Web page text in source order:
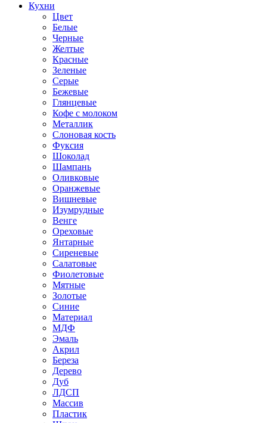
Кухни
Цвет
Белые
Черные
Желтые
Красные
Зеленые
Серые
Бежевые
Глянцевые
Кофе с молоком
Металлик
Слоновая кость
Фуксия
Шоколад
Шампань
Оливковые
Оранжевые
Вишневые
Изумрудные
Венге
Ореховые
Янтарные
Сиреневые
Салатовые
Фиолетовые
Мятные
Золотые
Синие
Материал
МДФ
Эмаль
Акрил
Береза
Дерево
Дуб
ЛДСП
Массив
Пластик